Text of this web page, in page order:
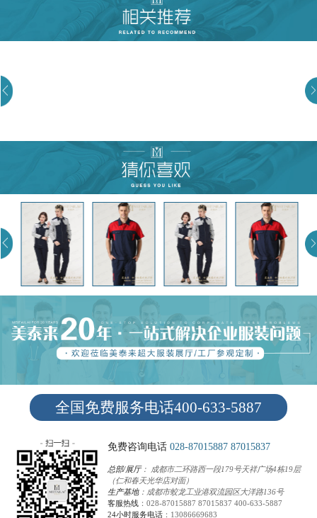
全国免费服务电话400-633-5887
免费咨询电话 028-87015887 87015837
总部/展厅： 成都市二环路西一段179号天祥广场4栋19层
（仁和春天光华店对面）
生产基地：成都市蛟龙工业港双流园区大洋路136号
客服热线： 028-87015887 87015837 400-633-5887
24小时服务电话： 13086669683